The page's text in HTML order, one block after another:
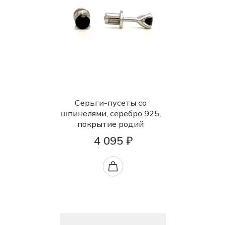
Серьги-пусеты со
шпинелями, серебро 925,
покрытие родий
4 095 ₽